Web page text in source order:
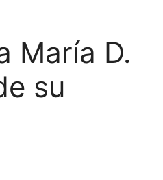
María D.
su